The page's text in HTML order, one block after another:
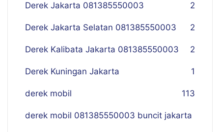
Derek Jakarta 081385550003 2
Derek Jakarta Selatan 081385550003 2
Derek Kalibata Jakarta 081385550003 2
Derek Kuningan Jakarta 1
derek mobil 113
derek mobil 081385550003 buncit jakarta